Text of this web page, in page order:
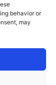
behavior or
may